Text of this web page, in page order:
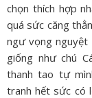
chọn thích hợp
quá sức căng
ngư vọng nguyệt
giống như chú
thanh tao tự
tranh hết sức có